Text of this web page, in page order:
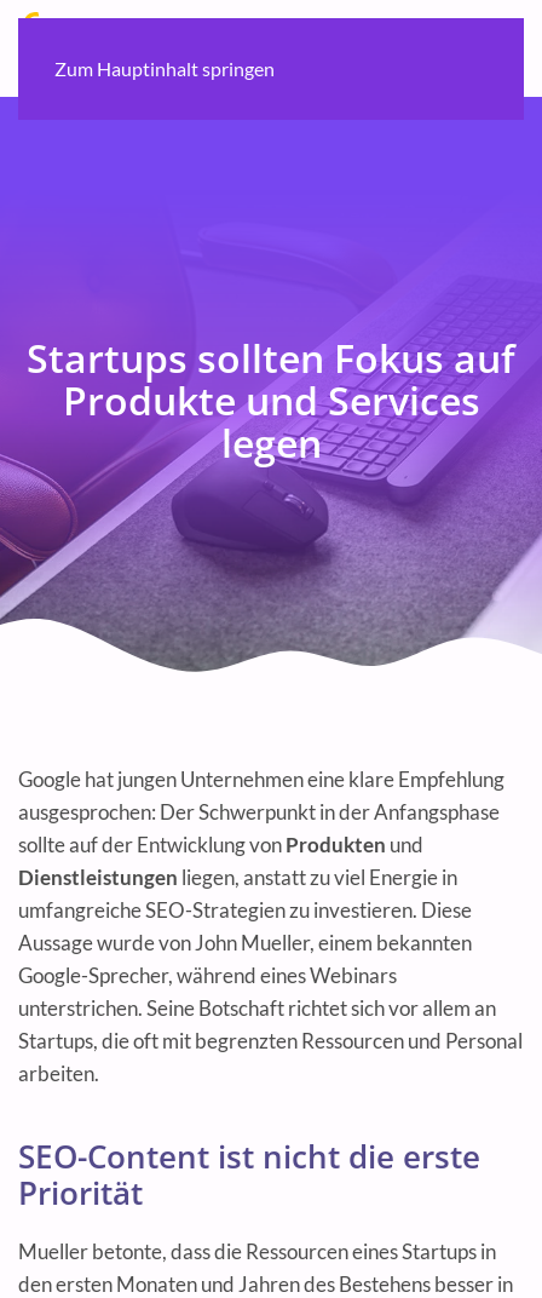
Zum Hauptinhalt springen
Startups sollten Fokus auf
Produkte und Services
legen
Google hat jungen Unternehmen eine klare Empfehlung
ausgesprochen: Der Schwerpunkt in der Anfangsphase
sollte auf der Entwicklung vonProdukten und
Dienstleistungen liegen, anstatt zu viel Energie in
umfangreiche SEO-Strategien zu investieren. Diese
Aussage wurde von John Mueller, einem bekannten
Google-Sprecher, während eines Webinars
unterstrichen. Seine Botschaft richtet sich vor allem an
Startups, die oft mit begrenzten Ressourcen und Personal
arbeiten.
SEO-Content ist nicht die erste
Priorität
Mueller betonte, dass die Ressourcen eines Startups in
den ersten Monaten und Jahren des Bestehens besser in